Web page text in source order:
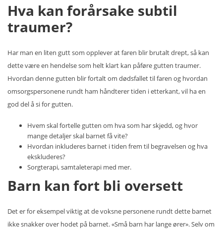
Hva kan forårsake subtil
traumer?
Har man en liten gutt som opplever at faren blir brutalt drept, så kan
dette være en hendelse som helt klart kan påføre gutten traumer.
Hvordan denne gutten blir fortalt om dødsfallet til faren og hvordan
omsorgspersonene rundt ham håndterer tiden i etterkant, vil ha en
god del å si for gutten.
Hvem skal fortelle gutten om hva som har skjedd, og hvor
mange detaljer skal barnet få vite?
Hvordan inkluderes barnet i tiden frem til begravelsen og hva
ekskluderes?
Sorgterapi, samtaleterapi med mer.
Barn kan fort bli oversett
Det er for eksempel viktig at de voksne personene rundt dette barnet
ikke snakker over hodet på barnet. «Små barn har lange ører». Selv om